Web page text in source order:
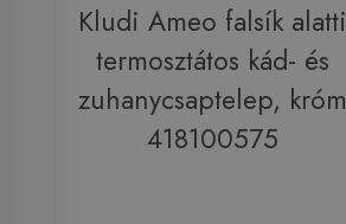
Kludi Ameo falsík alatti
termosztátos kád- és
zuhanycsaptelep, króm
418100575